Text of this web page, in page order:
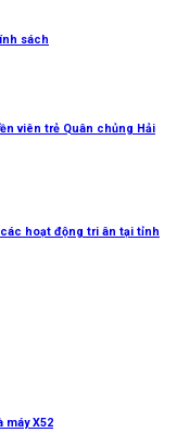
sách
viên trẻ Quân chủng Hải
hoạt động tri ân tại tỉnh
máy X52